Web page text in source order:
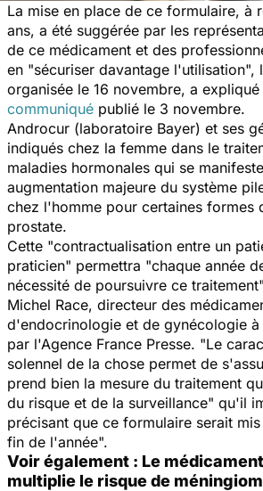
La mise en place de ce formulaire, à
ans, a été suggérée par les
de ce médicament et des
en "sécuriser davantage l'utilisation",
organisée le 16 novembre, a expliqué
communiqué publié le 3 novembre.
Androcur (laboratoire Bayer) et ses
indiqués chez la femme dans le
maladies hormonales qui se
augmentation majeure du système
chez l'homme pour certaines formes
prostate.
Cette "contractualisation entre un
praticien" permettra "chaque année
nécessité de poursuivre ce
Michel Race, directeur des
d'endocrinologie et de gynécologie
par l'Agence France Presse. "Le
solennel de la chose permet de
prend bien la mesure du traitement
du risque et de la surveillance" qu'il
précisant que ce formulaire serait
fin de l'année".
Voir également : Le
multiplie le risque de